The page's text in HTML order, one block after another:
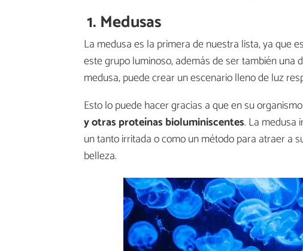
1. Medusas
La medusa es la primera de nuestra lista, ya que
este grupo luminoso, además de ser también una
medusa, puede crear un escenario lleno de luz
Esto lo puede hacer gracias a que en su
y otras proteínas bioluminiscentes. La medusa
un tanto irritada o como un método para atraer a
belleza.